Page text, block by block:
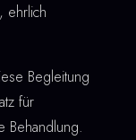
ehrlich
Begleitung
für
Behandlung.